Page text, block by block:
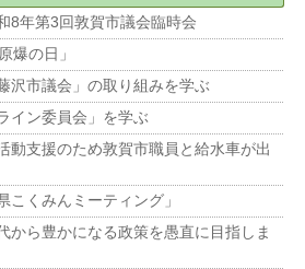
8年第3回敦賀市議会臨時会
爆の日」
沢市議会」の取り組みを学ぶ
イン委員会」を学ぶ
動支援のため敦賀市職員と給水車が出
こくみんミーティング」
から豊かになる政策を愚直に目指しま